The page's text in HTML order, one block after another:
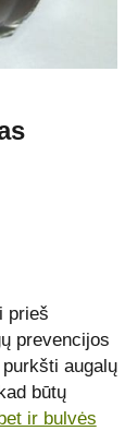
prieš
prevencijos
augalų
būtų
ir bulvės